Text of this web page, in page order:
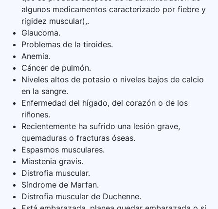
algunos medicamentos caracterizado por fiebre y
rigidez muscular),.
Glaucoma.
Problemas de la tiroides.
Anemia.
Cáncer de pulmón.
Niveles altos de potasio o niveles bajos de calcio
en la sangre.
Enfermedad del hígado, del corazón o de los
riñones.
Recientemente ha sufrido una lesión grave,
quemaduras o fracturas óseas.
Espasmos musculares.
Miastenia gravis.
Distrofia muscular.
Síndrome de Marfan.
Distrofia muscular de Duchenne.